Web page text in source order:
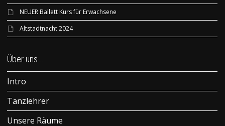
NEUER Ballett Kurs für Erwachsene
Altstadtnacht 2024
Über uns ..
Intro
Tanzlehrer
Unsere Räume